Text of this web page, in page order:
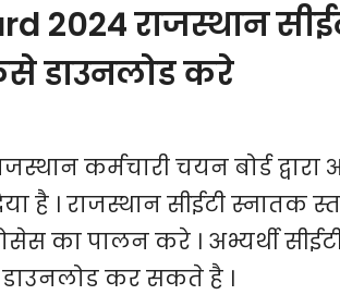
2024 राजस्थान
डाउनलोड करे
कर्मचारी चयन बोर्ड
है । राजस्थान सीईटी स्नातक
का पालन करे । अभ्यर्थी
कर सकते है ।